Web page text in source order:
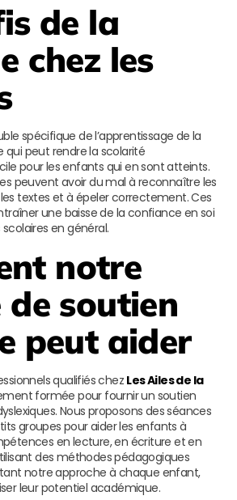
de la
chez les
spécifique de l’apprentissage de la
qui peut rendre la scolarité
pour les enfants qui en sont atteints.
peuvent avoir du mal à reconnaître les
textes et à épeler correctement. Ces
une baisse de la confiance en soi
en général.
notre
de soutien
peut aider
qualifiés chez Les Ailes de la
formée pour fournir un soutien
Nous proposons des séances
groupes pour aider les enfants à
en lecture, en écriture et en
des méthodes pédagogiques
notre approche à chaque enfant,
leur potentiel académique.